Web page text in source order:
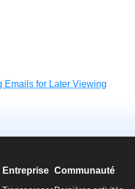
Emails for Later Viewing
Entreprise Communauté